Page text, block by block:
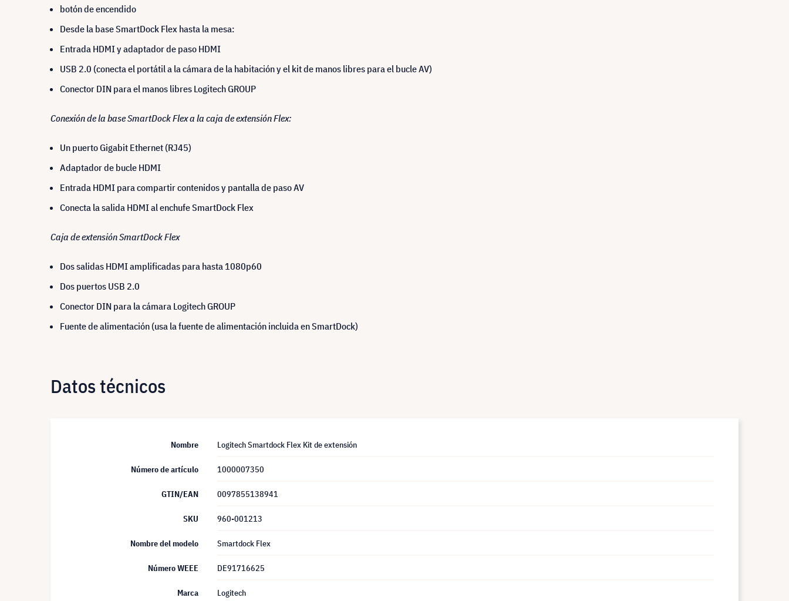
botón de encendido
Desde la base SmartDock Flex hasta la mesa:
Entrada HDMI y adaptador de paso HDMI
USB 2.0 (conecta el portátil a la cámara de la habitación y el kit de manos libres para el bucle AV)
Conector DIN para el manos libres Logitech GROUP
Conexión de la base SmartDock Flex a la caja de extensión Flex:
Un puerto Gigabit Ethernet (RJ45)
Adaptador de bucle HDMI
Entrada HDMI para compartir contenidos y pantalla de paso AV
Conecta la salida HDMI al enchufe SmartDock Flex
Caja de extensión SmartDock Flex
Dos salidas HDMI amplificadas para hasta 1080p60
Dos puertos USB 2.0
Conector DIN para la cámara Logitech GROUP
Fuente de alimentación (usa la fuente de alimentación incluida en SmartDock)
Datos técnicos
Nombre Logitech Smartdock Flex Kit de extensión
Número de artículo 1000007350
GTIN/EAN 0097855138941
SKU 960-001213
Nombre del modelo Smartdock Flex
Número WEEE DE91716625
Marca Logitech